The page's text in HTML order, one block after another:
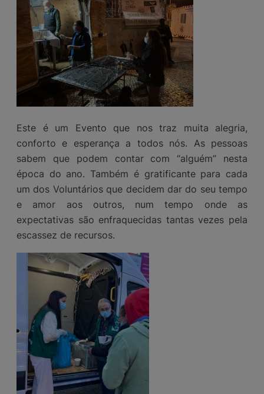
Este é um Evento que nos traz muita alegria,
conforto e esperança a todos nós. As pessoas
sabem que podem contar com “alguém” nesta
época do ano. Também é gratificante para cada
um dos Voluntários que decidem dar do seu tempo
e amor aos outros, num tempo onde as
expectativas são enfraquecidas tantas vezes pela
escassez de recursos.